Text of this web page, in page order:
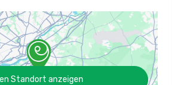
Standort anzeigen